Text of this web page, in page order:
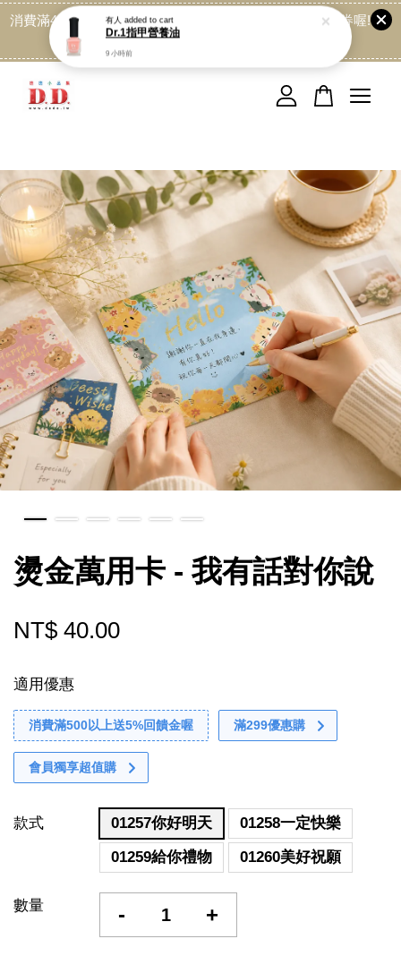
消費滿499免運喔, 記得加LINE:@dede168 領取專屬折扣券喔!
燙金萬用卡 - 我有話對你說
NT$ 40.00
適用優惠
消費滿500以上送5%回饋金喔 滿299優惠購
會員獨享超值購
款式 01257你好明天
01258一定快樂
01259給你禮物
01260美好祝願
數量 - +
您的購物車目前還是空的。